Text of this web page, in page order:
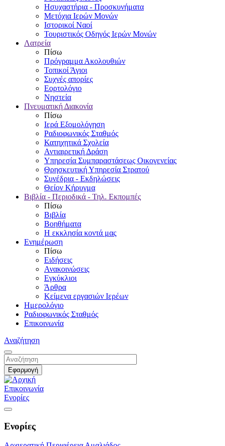
Ησυχαστήρια - Προσκυνήματα
Μετόχια Ιερών Μονών
Ιστορικοί Ναοί
Τουριστικός Οδηγός Ιερών Μονών
Λατρεία
Πίσω
Πρόγραμμα Ακολουθιών
Τοπικοί Άγιοι
Συχνές απορίες
Εορτολόγιο
Νηστεία
Πνευματική Διακονία
Πίσω
Ιερά Εξομολόγηση
Ραδιοφωνικός Σταθμός
Κατηχητικά Σχολεία
Αντιαιρετική Δράση
Υπηρεσία Συμπαραστάσεως Οικογενείας
Θρησκευτική Υπηρεσία Στρατού
Συνέδρια - Εκδηλώσεις
Θείον Κήρυγμα
Βιβλία - Περιοδικά - Τηλ. Εκπομπές
Πίσω
Βιβλία
Βοηθήματα
Η εκκλησία κοντά μας
Ενημέρωση
Πίσω
Ειδήσεις
Ανακοινώσεις
Εγκύκλιοι
Άρθρα
Κείμενα εργασιών Ιερέων
Ημερολόγιο
Ραδιοφωνικός Σταθμός
Επικοινωνία
Αναζήτηση
Επικοινωνία
Ενορίες
Ενορίες